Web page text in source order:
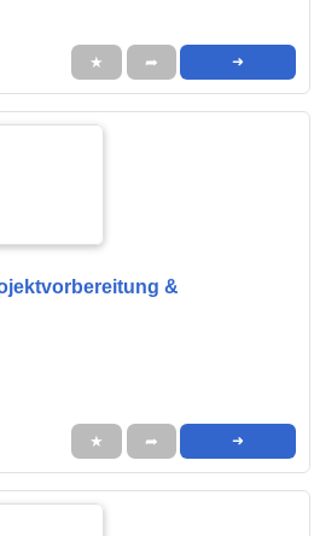
★ ➦ ➜
&
★ ➦ ➜